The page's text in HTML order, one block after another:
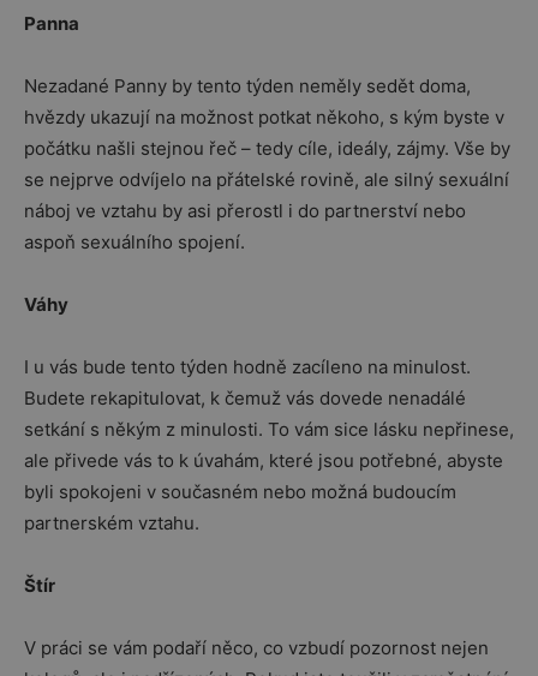
Panna
Nezadané Panny by tento týden neměly sedět doma,
hvězdy ukazují na možnost potkat někoho, s kým byste v
počátku našli stejnou řeč – tedy cíle, ideály, zájmy. Vše by
se nejprve odvíjelo na přátelské rovině, ale silný sexuální
náboj ve vztahu by asi přerostl i do partnerství nebo
aspoň sexuálního spojení.
Váhy
I u vás bude tento týden hodně zacíleno na minulost.
Budete rekapitulovat, k čemuž vás dovede nenadálé
setkání s někým z minulosti. To vám sice lásku nepřinese,
ale přivede vás to k úvahám, které jsou potřebné, abyste
byli spokojeni v současném nebo možná budoucím
partnerském vztahu.
Štír
V práci se vám podaří něco, co vzbudí pozornost nejen